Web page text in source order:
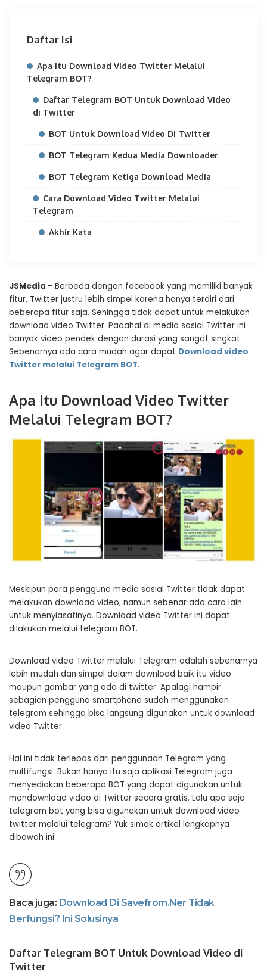
Daftar Isi
Apa Itu Download Video Twitter Melalui
Telegram BOT?
Daftar Telegram BOT Untuk Download Video
di Twitter
BOT Untuk Download Video Di Twitter
BOT Telegram Kedua Media Downloader
BOT Telegram Ketiga Download Media
Cara Download Video Twitter Melalui
Telegram
Akhir Kata
JSMedia – Berbeda dengan facebook yang memiliki banyak
fitur, Twitter justru lebih simpel karena hanya terdiri dari
beberapa fitur saja. Sehingga tidak dapat untuk melakukan
download video Twitter. Padahal di media sosial Twitter ini
banyak video pendek dengan durasi yang sangat singkat.
Sebenarnya ada cara mudah agar dapat Download video
Twitter melalui Telegram BOT.
Apa Itu Download Video Twitter
Melalui Telegram BOT?
Meskipun para pengguna media sosial Twitter tidak dapat
melakukan download video, namun sebenar ada cara lain
untuk menyiasatinya. Download video Twitter ini dapat
dilakukan melalui telegram BOT.
Download video Twitter melalui Telegram adalah sebenarnya
lebih mudah dan simpel dalam download baik itu video
maupun gambar yang ada di twitter. Apalagi hampir
sebagian pengguna smartphone sudah menggunakan
telegram sehingga bisa langsung digunakan untuk download
video Twitter.
Hal ini tidak terlepas dari penggunaan Telegram yang
multifungsi. Bukan hanya itu saja aplikasi Telegram juga
menyediakan beberapa BOT yang dapat digunakan untuk
mendownload video di Twitter secara gratis. Lalu apa saja
telegram bot yang bisa digunakan untuk download video
twitter melalui telegram? Yuk simak artikel lengkapnya
dibawah ini:
Baca juga: Download Di Savefrom.Ner Tidak
Berfungsi? Ini Solusinya
Daftar Telegram BOT Untuk Download Video di
Twitter